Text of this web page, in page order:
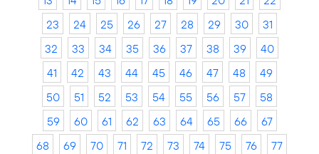
23
24 25 26 27 28 29 30
31
32
33 34 35 36 37 38 39
40
41
42 43 44 45 46 47 48
49
50
51 52 53 54 55 56 57
58
59
60 61 62 63 64 65 66
67
68
69 70 71 72 73 74 75 76
77